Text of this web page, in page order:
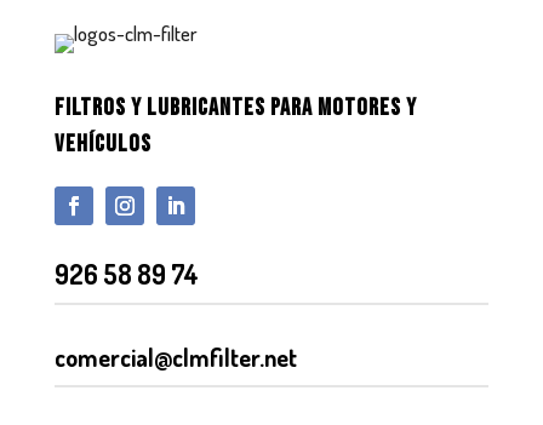
FILTROS Y LUBRICANTES PARA MOTORES Y
VEHÍCULOS
926 58 89 74
comercial@clmfilter.net